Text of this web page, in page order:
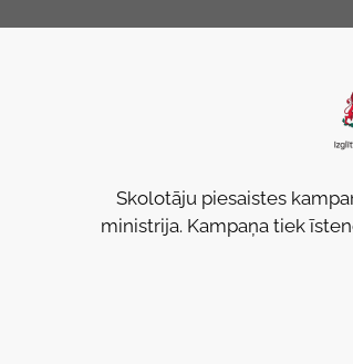
Skolotāju piesaistes
ministrija. Kampaņa tiek